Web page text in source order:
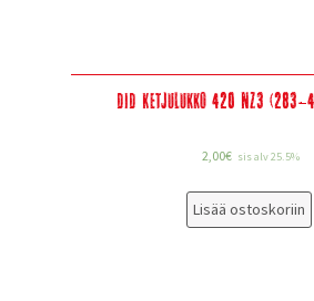
DID Ketjulukko 420 NZ3 (283-
2,00€ sis alv 25.5%
Lisää ostoskoriin